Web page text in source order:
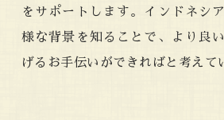
をサポートします。インドネシ
様な背景を知ることで、より良
げるお手伝いができればと考えて